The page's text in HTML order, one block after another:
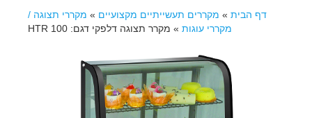
דף הבית » מקררים תעשייתיים מקצועיים » מקררי תצוגה /
מקררי עוגות » מקרר תצוגה דלפקי דגם: HTR 100